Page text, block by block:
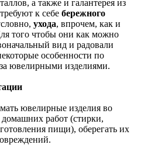
а также и галантерея из
к себе бережного
ухода, впрочем, как и
того чтобы они как можно
вид и радовали
особенности по
ювелирными изделиями.
ювелирные изделия во
работ (стирки,
пищи), оберегать их